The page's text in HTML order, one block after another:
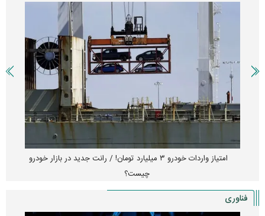
امتیاز واردات خودرو ۳ میلیارد تومان! / رانت جدید در بازار خودرو
چیست؟
فناوری